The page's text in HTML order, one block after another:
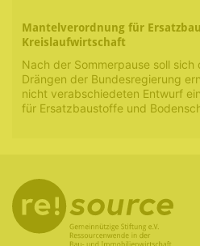
Mantelverordnung für
Kreislaufwirtschaft
Nach der Sommerpause soll
Drängen der Bundesregierung
nicht verabschiedeten Entwurf
für Ersatzbaustoffe und